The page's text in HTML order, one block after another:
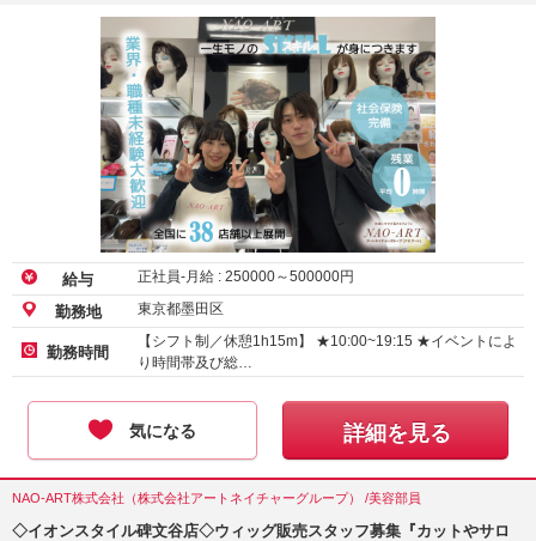
給与 正社員-月給 : 250000～500000円
勤務地 東京都墨田区
勤務時間
【シフト制／休憩1h15m】 ★10:00~19:15 ★イベントによ
り時間帯及び総…
気になる 詳細を見る
NAO-ART株式会社（株式会社アートネイチャーグループ） /美容部員
◇イオンスタイル碑文谷店◇ウィッグ販売スタッフ募集『カットやサロ